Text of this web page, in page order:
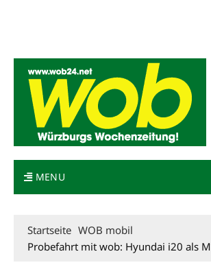
MENU
Startseite WOB mobil
Probefahrt mit wob: Hyundai i20 als